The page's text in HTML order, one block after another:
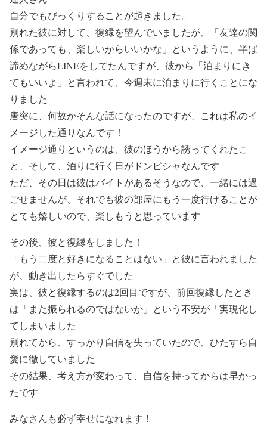
自分でもびっくりすることが起きました。
別れた彼に対して、復縁を望んでいましたが、「友達の関
係であっても、楽しいからいいかな」というように、半ば
諦めながらLINEをしてたんですが、彼から「泊まりにき
てもいいよ」と言われて、今週末に泊まりに行くことにな
りました
唐突に、何故かそんな話になったのですが、これは私のイ
メージした通りなんです！
イメージ通りというのは、彼のほうから誘ってくれたこ
と、そして、泊りに行く日がドンピシャなんです
ただ、その日は彼はバイトがあるそうなので、一緒には過
ごせませんが、それでも彼の部屋にもう一度行けることが
とても嬉しいので、楽しもうと思っています
その後、彼と復縁をしました！
「もう二度と好きになることはない」と彼に言われました
が、動き出したらすぐでした
実は、彼と復縁するのは2回目ですが、前回復縁したとき
は「また振られるのではないか」という不安が「実現化し
てしまいました
別れてから、すっかり自信を失っていたので、ひたすら自
愛に徹していました
その結果、考え方が変わって、自信を持ってからは早かっ
たです
みなさんも必ず幸せになれます！